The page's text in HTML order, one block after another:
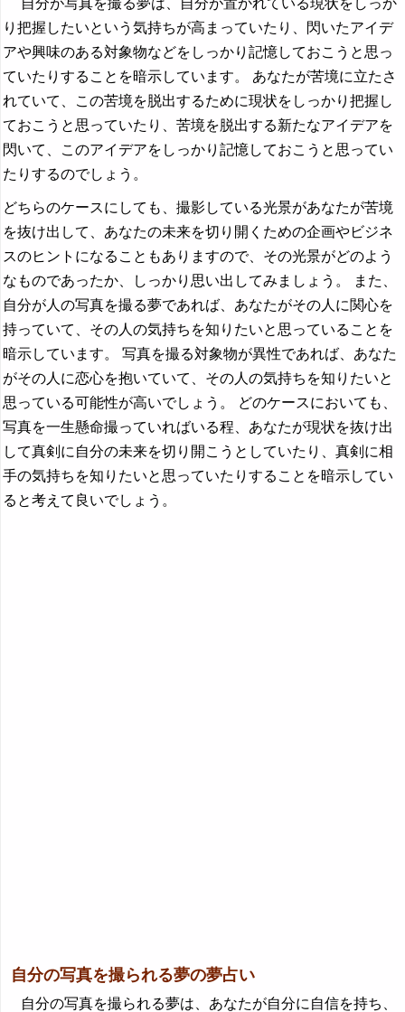
自分が写真を撮る夢は、自分が置かれている現状をしっか
り把握したいという気持ちが高まっていたり、閃いたアイデ
アや興味のある対象物などをしっかり記憶しておこうと思っ
ていたりすることを暗示しています。 あなたが苦境に立たさ
れていて、この苦境を脱出するために現状をしっかり把握し
ておこうと思っていたり、苦境を脱出する新たなアイデアを
閃いて、このアイデアをしっかり記憶しておこうと思ってい
たりするのでしょう。
どちらのケースにしても、撮影している光景があなたが苦境
を抜け出して、あなたの未来を切り開くための企画やビジネ
スのヒントになることもありますので、その光景がどのよう
なものであったか、しっかり思い出してみましょう。 また、
自分が人の写真を撮る夢であれば、あなたがその人に関心を
持っていて、その人の気持ちを知りたいと思っていることを
暗示しています。 写真を撮る対象物が異性であれば、あなた
がその人に恋心を抱いていて、その人の気持ちを知りたいと
思っている可能性が高いでしょう。 どのケースにおいても、
写真を一生懸命撮っていればいる程、あなたが現状を抜け出
して真剣に自分の未来を切り開こうとしていたり、真剣に相
手の気持ちを知りたいと思っていたりすることを暗示してい
ると考えて良いでしょう。
自分の写真を撮られる夢の夢占い
自分の写真を撮られる夢は、あなたが自分に自信を持ち、